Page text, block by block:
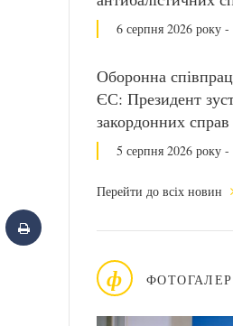
6 серпня 2026 року
Оборонна
ЄС: Президент
закордонних справ
5 серпня 2026 року -
Перейти до всіх новин
ф